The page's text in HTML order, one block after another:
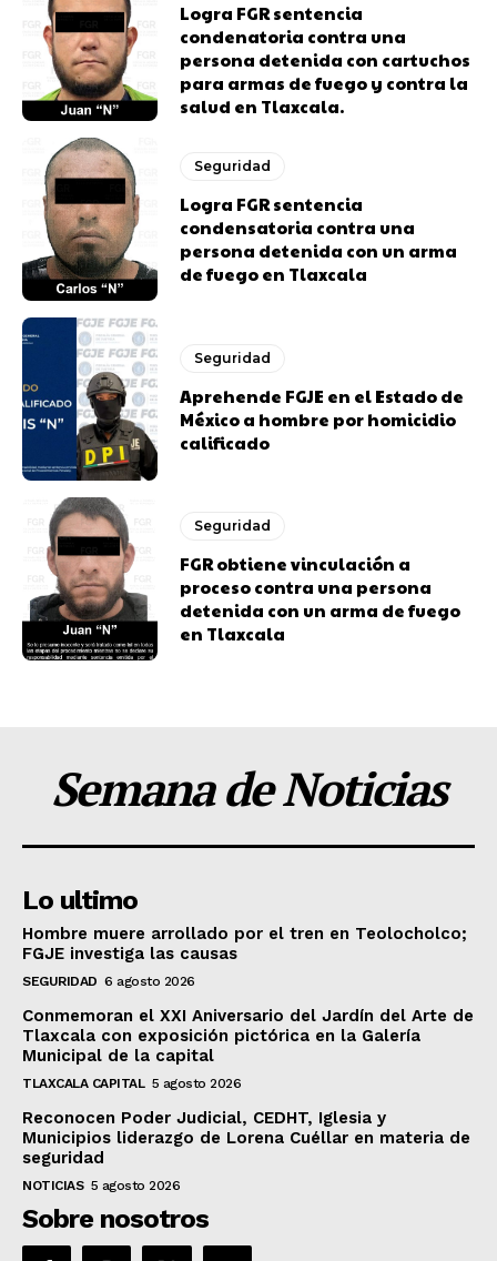
Logra FGR sentencia
condenatoria contra una
persona detenida con cartuchos
para armas de fuego y contra la
salud en Tlaxcala.
Seguridad
Logra FGR sentencia
condensatoria contra una
persona detenida con un arma
de fuego en Tlaxcala
Seguridad
Aprehende FGJE en el Estado de
México a hombre por homicidio
calificado
Seguridad
FGR obtiene vinculación a
proceso contra una persona
detenida con un arma de fuego
en Tlaxcala
Semana de Noticias
Lo ultimo
Hombre muere arrollado por el tren en Teolocholco;
FGJE investiga las causas
SEGURIDAD 6 agosto 2026
Conmemoran el XXI Aniversario del Jardín del Arte de
Tlaxcala con exposición pictórica en la Galería
Municipal de la capital
TLAXCALA CAPITAL 5 agosto 2026
Reconocen Poder Judicial, CEDHT, Iglesia y
Municipios liderazgo de Lorena Cuéllar en materia de
seguridad
NOTICIAS 5 agosto 2026
Sobre nosotros